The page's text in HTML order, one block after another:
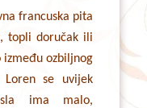
francuska pita
topli doručak ili
između ozbiljnog
se uvijek
ima malo,